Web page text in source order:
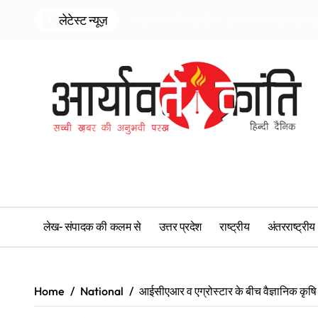
लेटेस्ट न्यूज़
लेख- संपादक की कलम से उत्तर प्रदेश राष्ट्रीय अंतरराष्ट्रीय
Home National आईसीएआर व एग्रोस्टार के बीच वैज्ञानिक